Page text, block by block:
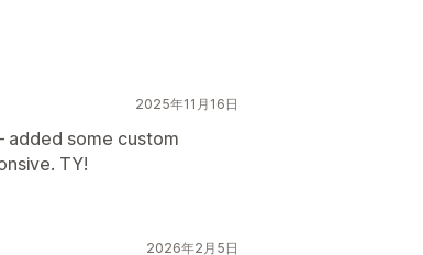
2025年11月16日
added some custom
TY!
2026年2月5日